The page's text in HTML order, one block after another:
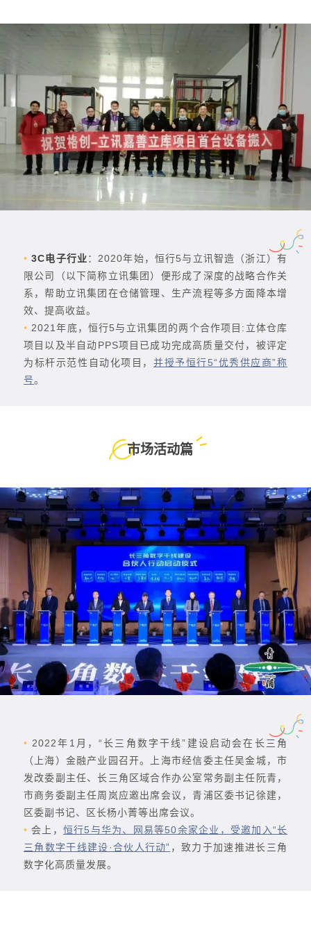
• 3C电子行业：2020年始，恒行5与立讯智造（浙江）有
限公司（以下简称立讯集团）便形成了深度的战略合作关
系，帮助立讯集团在仓储管理、生产流程等多方面降本增
效、提高收益。
• 2021年底，恒行5与立讯集团的两个合作项目:立体仓库
项目以及半自动PPS项目已成功完成高质量交付，被评定
为标杆示范性自动化项目， 并授予恒行5“优秀供应商”称
号。
市场活动篇
• 2022年1月，“长三角数字干线”建设启动会在长三角
（上海）金融产业园召开。上海市经信委主任吴金城，市
发改委副主任、长三角区域合作办公室常务副主任阮青，
市商务委副主任周岚应邀出席会议，青浦区委书记徐建，
区委副书记、区长杨小菁等出席会议。
•会上， 恒行5与华为、网易等50余家企业，受邀加入“长
三角数字干线建设·合伙人行动” ，致力于加速推进长三角
数字化高质量发展。